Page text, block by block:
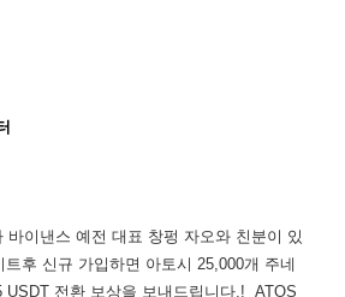
바이낸스 예전 대표 창펑 자오와 친분이 있
후 신규 가입하면 아토시 25,000개 주네
USDT 전환 보상을 보내드립니다.! ATOS